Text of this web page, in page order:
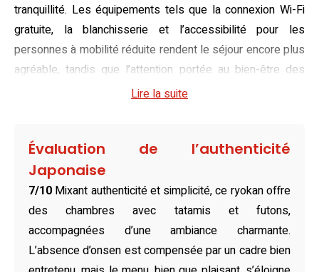
tranquillité. Les équipements tels que la connexion Wi-Fi
gratuite, la blanchisserie et l’accessibilité pour les
personnes à mobilité réduite rendent le séjour encore plus
agréable, tandis que l’attention portée au bien-être des
hôtes se reflète dans chaque détail.
Katsutaro Ryokan vous accueillent dans une ambiance
typiquement japonaise. Avec leurs futons confortables et
leur sol en tatami, elles invitent à la sérénité après une
journée d’exploration. Plusieurs configurations sont
disponibles, adaptées aussi bien aux voyageurs seuls
qu’aux familles, avec des salles de bains privatives
équipées d’une baignoire pour une relaxation totale. Que
Lire la suite
Évaluation de l’authenticité
Japonaise
7/10 Mixant authenticité et simplicité, ce ryokan offre
des chambres avec tatamis et futons,
accompagnées d’une ambiance charmante.
L’absence d’onsen est compensée par un cadre bien